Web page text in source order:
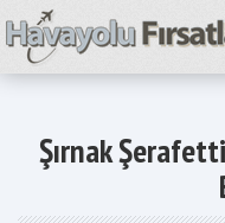
Şırnak